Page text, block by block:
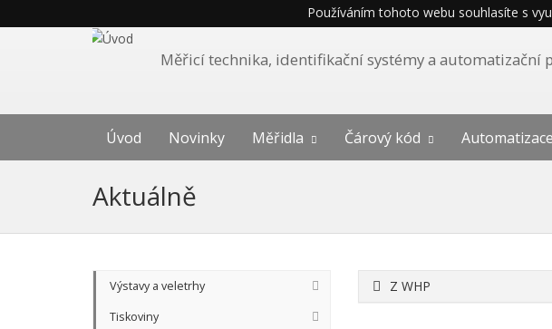
Používáním tohoto webu souhlasíte s
Měřicí technika, identifikační systémy a automatizační
Úvod Novinky Měřidla Čárový kód Automatizace
Aktuálně
Výstavy a veletrhy
Tiskoviny
Z WHP